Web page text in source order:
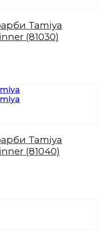
Tamiya
(81030)
Tamiya
(81040)